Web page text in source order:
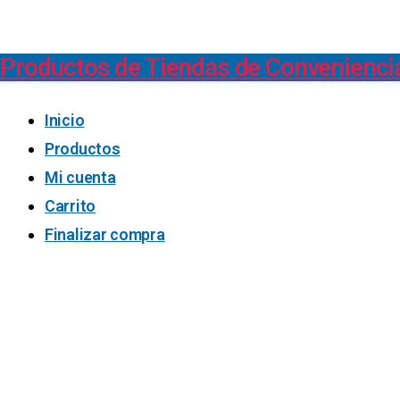
Productos de Tiendas de
Inicio
Productos
Mi cuenta
Carrito
Finalizar compra